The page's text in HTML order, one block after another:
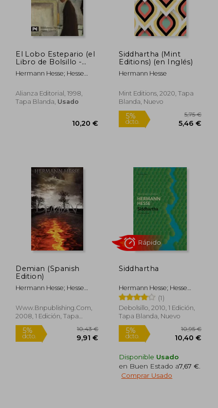
5%
dcto.
5%
dcto.
El Lobo Estepario (el
Libro de Bolsillo -
Bibliotecas de Autor -
Biblioteca Hesse)
Hermann Hesse; Hesse
Alianza Editorial, 1998,
Tapa Blanda, Usado
Siddhartha (Mint
Editions) (en Inglés)
Hermann Hesse
Mint Editions, 2020, Tapa
Blanda, Nuevo
Demian (Spanish
Edition)
Hermann Hesse; Hesse
Www.bnpublishing.com,
2008, 1 Edición, Tapa
Blanda, Nuevo
Siddhartha
Hermann Hesse; Hesse
Hermann
(1)
Debolsillo, 2010, 1 Edición,
Tapa Blanda, Nuevo
Disponible Usado
en Buen Estado a7,67 €
Comprar Usado